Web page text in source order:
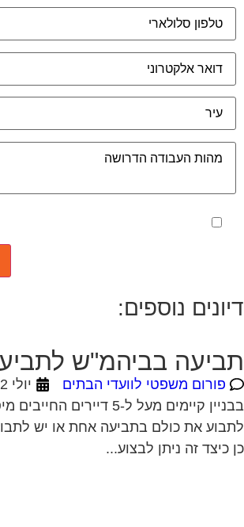
מאשר את תנאי הפרטיות
נוספים:
בביהמ"ש
פורום משפטי לוועדי הבתים
יולי 12, 2004
בבניין קיימים מעל ל-5 דיירים
את כולם בתביעה אחת או יש לתבוע
כיצד זה ניתן לבצוע...